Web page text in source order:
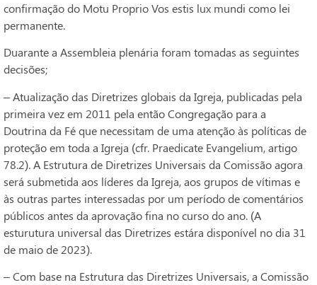
confirmação do Motu Proprio Vos estis lux mundi como lei
permanente.
Duarante a Assembleia plenária foram tomadas as seguintes
decisões;
– Atualização das Diretrizes globais da Igreja, publicadas pela
primeira vez em 2011 pela então Congregação para a
Doutrina da Fé que necessitam de uma atenção às políticas de
proteção em toda a Igreja (cfr. Praedicate Evangelium, artigo
78.2). A Estrutura de Diretrizes Universais da Comissão agora
será submetida aos líderes da Igreja, aos grupos de vítimas e
às outras partes interessadas por um período de comentários
públicos antes da aprovação fina no curso do ano. (A
esturutura universal das Diretrizes estára disponível no dia 31
de maio de 2023).
– Com base na Estrutura das Diretrizes Universais, a Comissão